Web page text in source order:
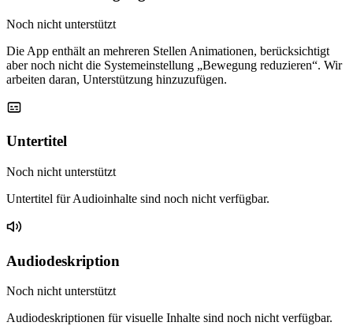
Noch nicht unterstützt
Die App enthält an mehreren Stellen Animationen, berücksichtigt
aber noch nicht die Systemeinstellung „Bewegung reduzieren“. Wir
arbeiten daran, Unterstützung hinzuzufügen.
Untertitel
Noch nicht unterstützt
Untertitel für Audioinhalte sind noch nicht verfügbar.
Audiodeskription
Noch nicht unterstützt
Audiodeskriptionen für visuelle Inhalte sind noch nicht verfügbar.